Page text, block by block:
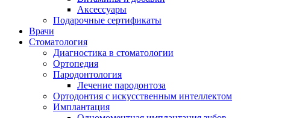
Аксессуары
Подарочные сертификаты
Врачи
Стоматология
Диагностика в стоматологии
Ортопедия
Пародонтология
Лечение пародонтоза
Ортодонтия с искусственным интеллектом
Имплантация